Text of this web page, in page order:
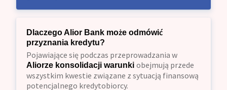
Dlaczego Alior Bank może odmówić
przyznania kredytu?
Pojawiające się podczas przeprowadzania w
Aliorze konsolidacji warunki obejmują przede
wszystkim kwestie związane z sytuacją finansową
potencjalnego kredytobiorcy.